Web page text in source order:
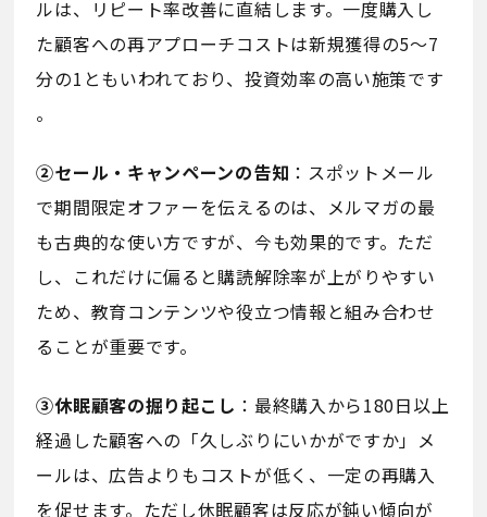
ルは、リピート率改善に直結します。一度購入し
た顧客への再アプローチコストは新規獲得の5〜7
分の1ともいわれており、投資効率の高い施策です
。
②セール・キャンペーンの告知 ：スポットメール
で期間限定オファーを伝えるのは、メルマガの最
も古典的な使い方ですが、今も効果的です。ただ
し、これだけに偏ると購読解除率が上がりやすい
ため、教育コンテンツや役立つ情報と組み合わせ
ることが重要です。
③休眠顧客の掘り起こし ：最終購入から180日以上
経過した顧客への「久しぶりにいかがですか」メ
ールは、広告よりもコストが低く、一定の再購入
を促せます。ただし休眠顧客は反応が鈍い傾向が